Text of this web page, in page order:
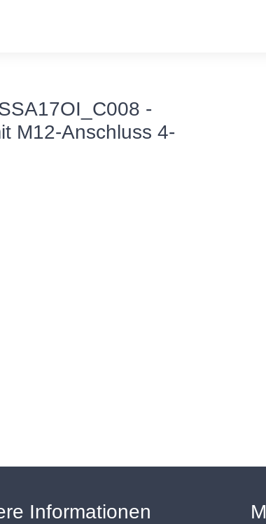
-
M12-Anschluss 4-
Informationen